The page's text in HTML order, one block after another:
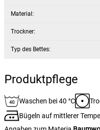
Material:
Trockner:
Typ des Bettes:
Produktpflege
Waschen bei 40 °C
Bügeln auf mittlerer